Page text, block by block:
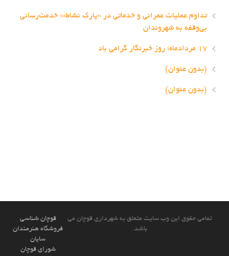
تداوم عملیات عمرانی و خدماتی در «پارک نشاط»؛ خدمت‌رسانی
بی‌وقفه به شهروندان
۱۷ مردادماه؛ روز خبرنگار گرامی باد
(بدون عنوان)
(بدون عنوان)
قوچان شناسی
فروشگاه هنرمندان
سایان
شورای قوچان
تمامی حقوق این وب سایت متعلق به شهرداری قوچان می
باشد.